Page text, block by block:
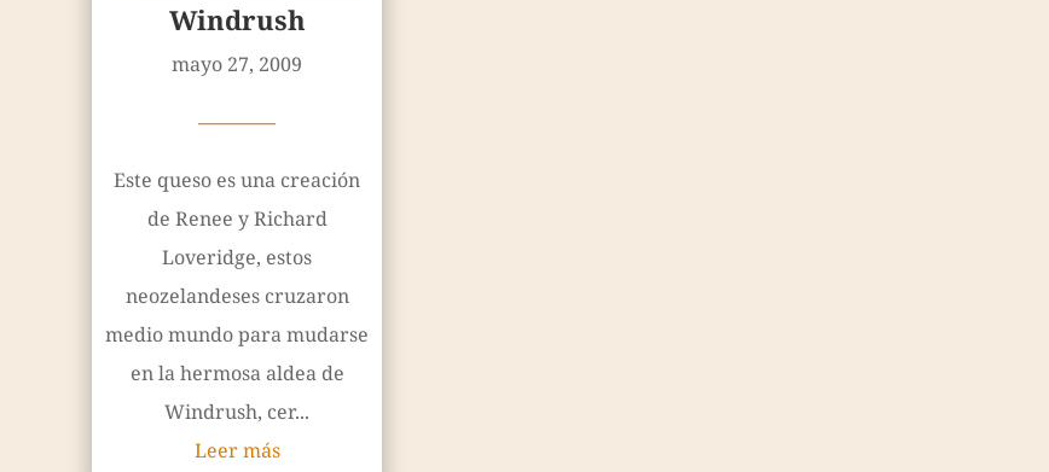
Windrush
mayo 27, 2009
————
Este queso es una creación
de Renee y Richard
Loveridge, estos
neozelandeses cruzaron
medio mundo para mudarse
en la hermosa aldea de
Windrush, cer...
Leer más